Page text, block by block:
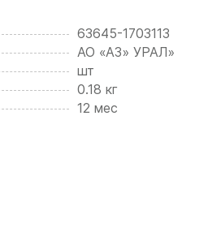
63645-1703113
АО «АЗ» УРАЛ»
шт
0.18 кг
12 мес